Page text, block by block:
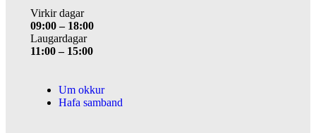
Virkir dagar
09:00 – 18:00
Laugardagar
11:00 – 15:00
Um okkur
Hafa samband